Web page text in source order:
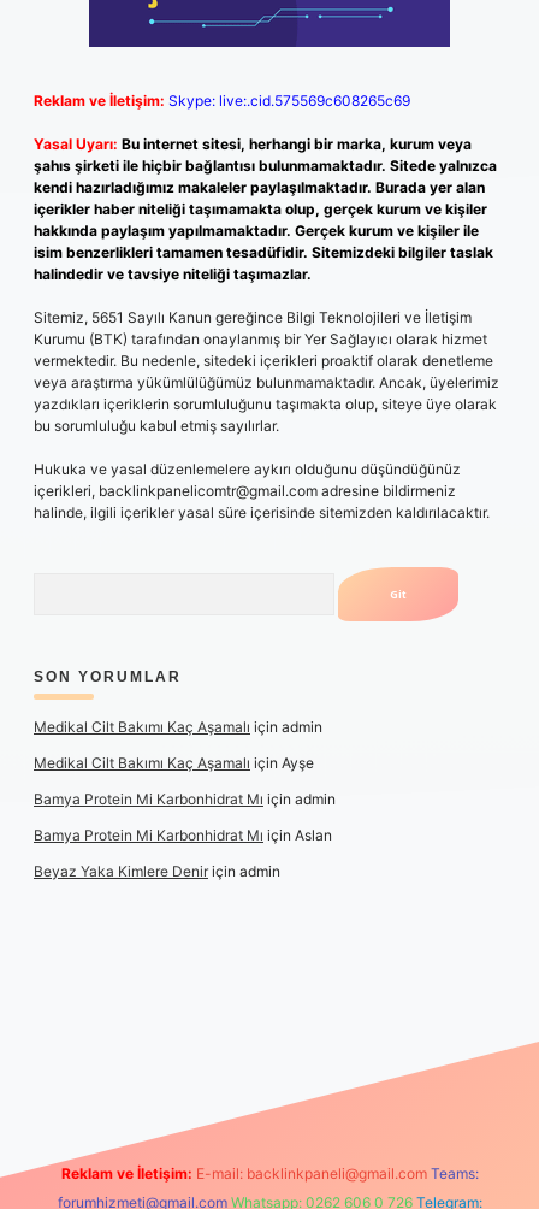
Reklam ve İletişim: Skype: live:.cid.575569c608265c69
Yasal Uyarı: Bu internet sitesi, herhangi bir marka, kurum veya
şahıs şirketi ile hiçbir bağlantısı bulunmamaktadır. Sitede yalnızca
kendi hazırladığımız makaleler paylaşılmaktadır. Burada yer alan
içerikler haber niteliği taşımamakta olup, gerçek kurum ve kişiler
hakkında paylaşım yapılmamaktadır. Gerçek kurum ve kişiler ile
isim benzerlikleri tamamen tesadüfidir. Sitemizdeki bilgiler taslak
halindedir ve tavsiye niteliği taşımazlar.
Sitemiz, 5651 Sayılı Kanun gereğince Bilgi Teknolojileri ve İletişim
Kurumu (BTK) tarafından onaylanmış bir Yer Sağlayıcı olarak hizmet
vermektedir. Bu nedenle, sitedeki içerikleri proaktif olarak denetleme
veya araştırma yükümlülüğümüz bulunmamaktadır. Ancak, üyelerimiz
yazdıkları içeriklerin sorumluluğunu taşımakta olup, siteye üye olarak
bu sorumluluğu kabul etmiş sayılırlar.
Hukuka ve yasal düzenlemelere aykırı olduğunu düşündüğünüz
içerikleri, backlinkpanelicomtr@gmail.com adresine bildirmeniz
halinde, ilgili içerikler yasal süre içerisinde sitemizden kaldırılacaktır.
SON YORUMLAR
Medikal Cilt Bakımı Kaç Aşamalı için admin
Medikal Cilt Bakımı Kaç Aşamalı için Ayşe
Bamya Protein Mi Karbonhidrat Mı için admin
Bamya Protein Mi Karbonhidrat Mı için Aslan
Beyaz Yaka Kimlere Deniriçin admin
Reklam ve İletişim: E-mail: backlinkpaneli@gmail.com Teams:
forumhizmeti@gmail.com Whatsapp: 0262 606 0 726 Telegram: